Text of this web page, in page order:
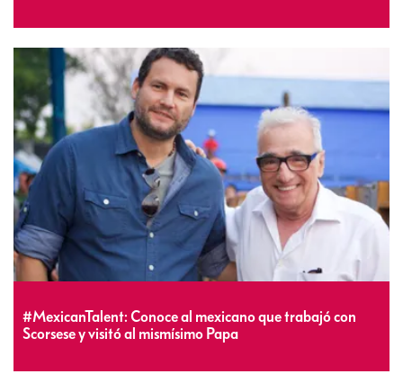
#MexicanTalent: Conoce al mexicano que trabajó con
Scorsese y visitó al mismísimo Papa